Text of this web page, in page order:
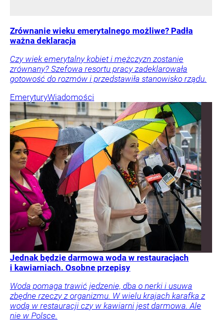
Zrównanie wieku emerytalnego możliwe? Padła
ważna deklaracja
Czy wiek emerytalny kobiet i mężczyzn zostanie
zrównany? Szefowa resortu pracy zadeklarowała
gotowość do rozmów i przedstawiła stanowisko rządu.
EmeryturyWiadomości
Jednak będzie darmowa woda w restauracjach
i kawiarniach. Osobne przepisy
Woda pomaga trawić jedzenie, dba o nerki i usuwa
zbędne rzeczy z organizmu. W wielu krajach karafka z
wodą w restauracji czy w kawiarni jest darmowa. Ale
nie w Polsce.